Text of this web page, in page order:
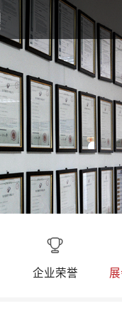
企业荣誉